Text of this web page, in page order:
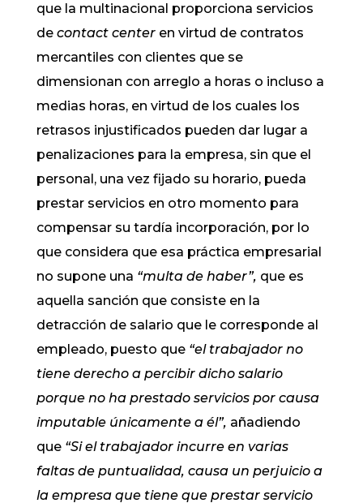
que la multinacional proporciona servicios
de contact centeren virtud de contratos
mercantiles con clientes que se
dimensionan con arreglo a horas o incluso a
medias horas, en virtud de los cuales los
retrasos injustificados pueden dar lugar a
penalizaciones para la empresa, sin que el
personal, una vez fijado su horario, pueda
prestar servicios en otro momento para
compensar su tardía incorporación, por lo
que considera que esa práctica empresarial
no supone una “multa de haber”, que es
aquella sanción que consiste en la
detracción de salario que le corresponde al
empleado, puesto que “el trabajador no
tiene derecho a percibir dicho salario
porque no ha prestado servicios por causa
imputable únicamente a él”, añadiendo
que “Si el trabajador incurre en varias
faltas de puntualidad, causa un perjuicio a
la empresa que tiene que prestar servicio